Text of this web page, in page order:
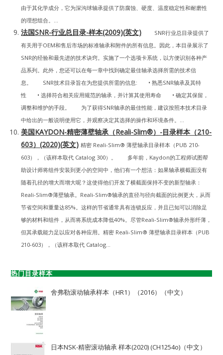
由于其化学成分，它为深沟球轴承提供了防腐蚀、硬度、温度稳定性和耐磨性
的理想组合。...
法国SNR-行业总目录-样本(2009)(英文)
SNR行业总目录提供了
有关用于OEM和售后市场的标准轴承和附件的所有信息。因此，本目录展示了
SNR的经验和最先进的技术诀窍。实施了一个选项卡系统，以方便识别各种产
品系列。此外，您还可以在每一章中找到确定最佳轴承选择所需的技术信
息。 SNR技术目录旨在为您提供所需的信息: • 熟悉SNR轴承及其特
性 • 选择符合相关应用规范的轴承，并计算其使用寿命 • 确定其保留，
调整和维护的手段。 为了获得SNR轴承的最佳性能，建议按照本技术目录
中给出的一般说明使用它，并观察决定其选择的操作和环境条件。...
美国KAYDON-精密薄壁轴承（Reali-Slim®）-目录样本（210-
603）(2020)(英文) 精密 Reali-Slim® 薄壁轴承目录样本（PUB 210-
603），（该样本取代 Catalog 300）。 多年前，Kaydon的工程师试图帮
助设计师将组件安装到更小的空间中，他们有一个想法：如果轴承横截面没有
随着孔径的增大而增大呢？这使得他们开发了横截面保持不变的新型轴承：
Reali-Slim®薄壁轴承。Reali-Slim®轴承的直径与径向截面的比例更大，从而
节省空间和重量达85%。这样的节省通常具有连锁反应，并且已知可以消除足
够的材料和组件，从而将系统成本降低40%。尽管Reali-Slim®轴承外形纤薄，
但其承载能力足以应对各种应用。精密 Reali-Slim® 薄壁轴承目录样本（PUB
210-603），（该样本取代 Catalog...
热门目录样本
舍弗勒滚动轴承样本（HR1）（2016）（中文）
日本NSK-精密滚动轴承 样本(2020) (CH1254o)（中文）